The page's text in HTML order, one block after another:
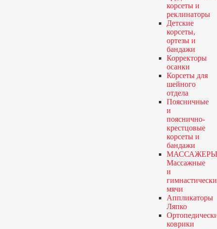
корсеты и
реклинаторы
Детские
корсеты,
ортезы и
бандажи
Корректоры
осанки
Корсеты для
шейного
отдела
Поясничные
и
пояснично-
крестцовые
корсеты и
бандажи
Массажные
и
мячи
Аппликаторы
Ляпко
коврики